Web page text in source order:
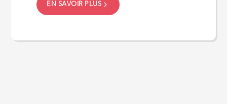
EN SAVOIR PLUS